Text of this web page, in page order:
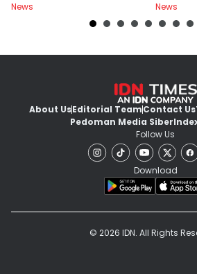
News
News
About UsEditorial TeamContact Us
Pedoman Media Siber
Follow Us
Download
© 2026 IDN. All Rights